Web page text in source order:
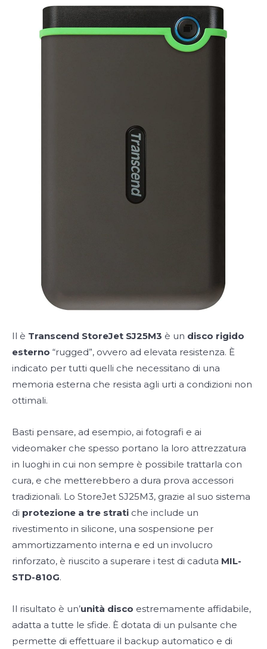
Il è Transcend StoreJet SJ25M3 è un disco rigido
esterno “rugged”, ovvero ad elevata resistenza. È
indicato per tutti quelli che necessitano di una
memoria esterna che resista agli urti a condizioni non
ottimali.
Basti pensare, ad esempio, ai fotografi e ai
videomaker che spesso portano la loro attrezzatura
in luoghi in cui non sempre è possibile trattarla con
cura, e che metterebbero a dura prova accessori
tradizionali. Lo StoreJet SJ25M3, grazie al suo sistema
di protezione a tre strati che include un
rivestimento in silicone, una sospensione per
ammortizzamento interna e ed un involucro
rinforzato, è riuscito a superare i test di caduta MIL-
STD-810G.
Il risultato è un’unità disco estremamente affidabile,
adatta a tutte le sfide. È dotata di un pulsante che
permette di effettuare il backup automatico e di